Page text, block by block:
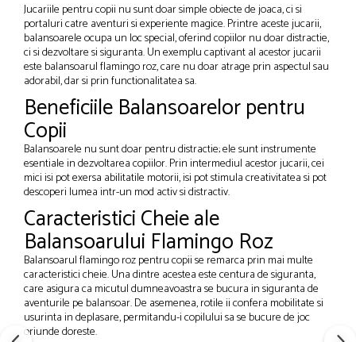
Jucariile pentru copii nu sunt doar simple obiecte de joaca, ci si
portaluri catre aventuri si experiente magice. Printre aceste jucarii,
balansoarele ocupa un loc special, oferind copiilor nu doar distractie,
ci si dezvoltare si siguranta. Un exemplu captivant al acestor jucarii
este balansoarul flamingo roz, care nu doar atrage prin aspectul sau
adorabil, dar si prin functionalitatea sa.
Beneficiile Balansoarelor pentru
Copii
Balansoarele nu sunt doar pentru distractie; ele sunt instrumente
esentiale in dezvoltarea copiilor. Prin intermediul acestor jucarii, cei
mici isi pot exersa abilitatile motorii, isi pot stimula creativitatea si pot
descoperi lumea intr-un mod activ si distractiv.
Caracteristici Cheie ale
Balansoarului Flamingo Roz
Balansoarul flamingo roz pentru copii se remarca prin mai multe
caracteristici cheie. Una dintre acestea este centura de siguranta,
care asigura ca micutul dumneavoastra se bucura in siguranta de
aventurile pe balansoar. De asemenea, rotile ii confera mobilitate si
usurinta in deplasare, permitandu-i copilului sa se bucure de joc
oriunde doreste.